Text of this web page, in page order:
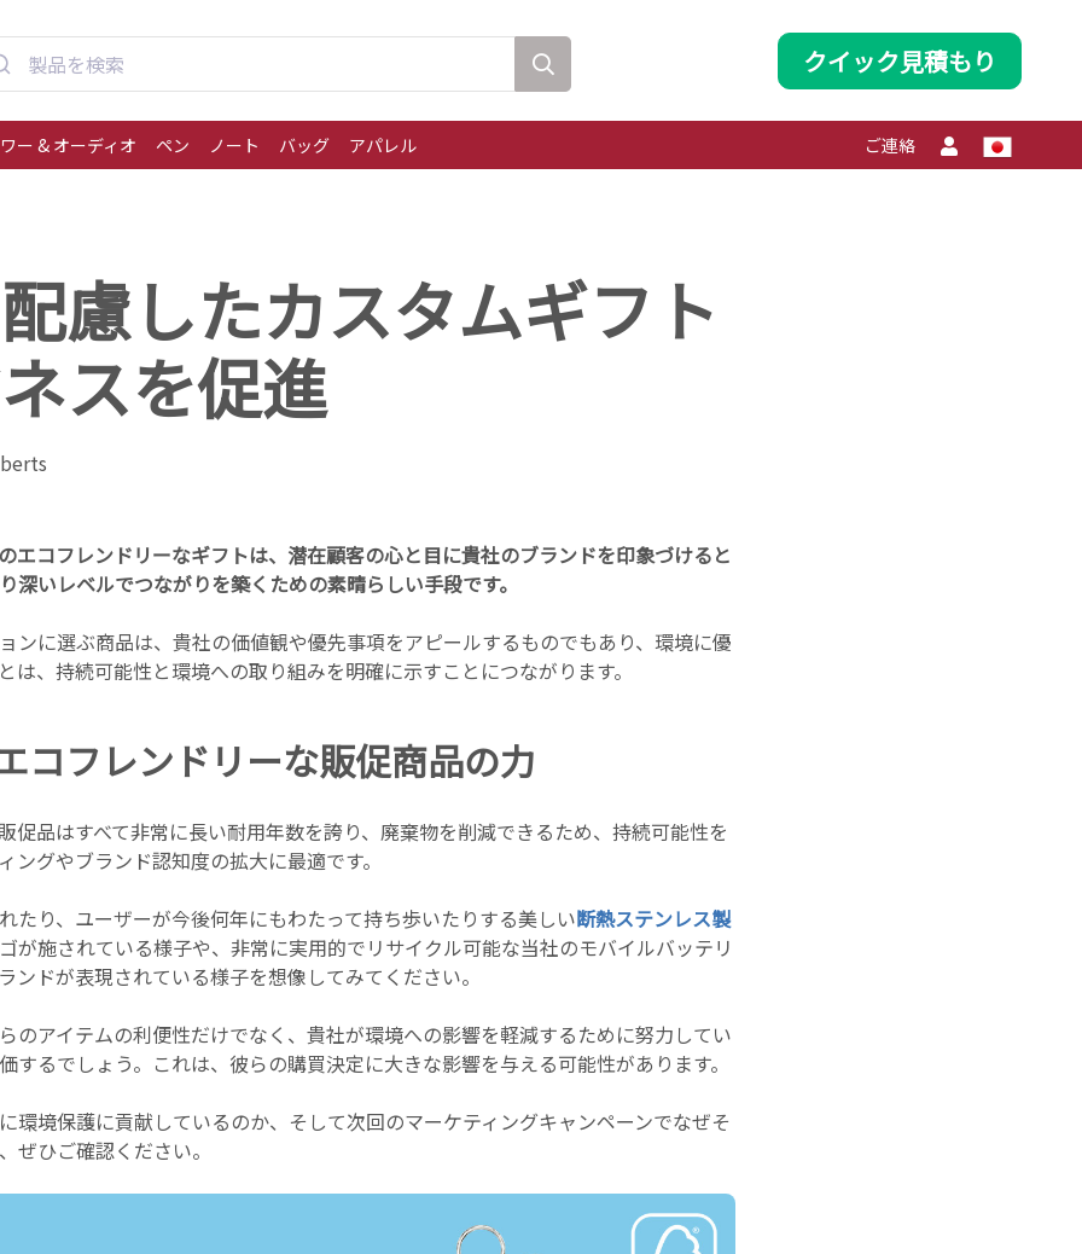
クイック見積もり
ー & オーディオ ペン ノート バッグ アパレル ご連絡
慮したカスタムギフト
スを促進
エコフレンドリーなギフトは、潜在顧客の心と目に貴社のブランドを印象づけると
深いレベルでつながりを築くための素晴らしい手段です。
ンに選ぶ商品は、貴社の価値観や優先事項をアピールするものでもあり、環境に優
は、持続可能性と環境への取り組みを明確に示すことにつながります。
コフレンドリーな販促商品の力
促品はすべて非常に長い耐用年数を誇り、廃棄物を削減できるため、持続可能性を
ングやブランド認知度の拡大に最適です。
たり、ユーザーが今後何年にもわたって持ち歩いたりする美しい断熱ステンレス製
が施されている様子や、非常に実用的でリサイクル可能な当社のモバイルバッテリ
ンドが表現されている様子を想像してみてください。
のアイテムの利便性だけでなく、貴社が環境への影響を軽減するために努力してい
するでしょう。これは、彼らの購買決定に大きな影響を与える可能性があります。
環境保護に貢献しているのか、そして次回のマーケティングキャンペーンでなぜそ
ぜひご確認ください。